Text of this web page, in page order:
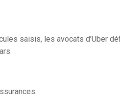
saisis, les avocats d’Uber